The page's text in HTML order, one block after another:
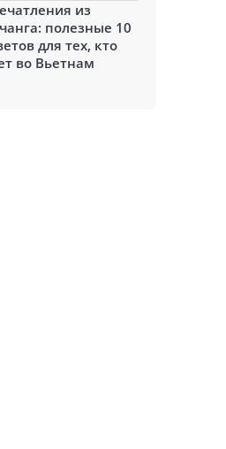
из
полезные 10
для тех, кто
во Вьетнам